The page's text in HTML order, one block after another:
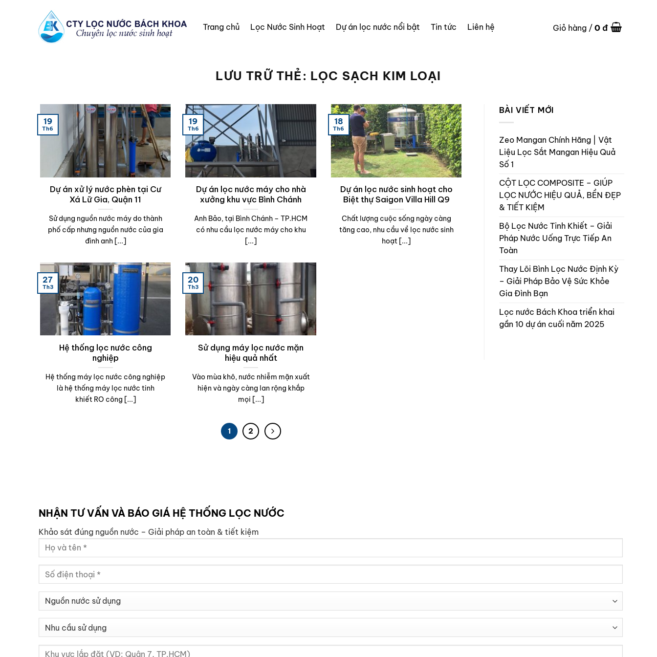
Trang chủ Lọc Nước Sinh Hoạt Dự án lọc nước nổi bật Tin tức Liên hệ Giỏ hàng / 0 đ
LƯU TRỮ THẺ: LỌC SẠCH KIM LOẠI
Dự án xử lý nước phèn tại Cư
Xá Lữ Gia, Quận 11
Sử dụng nguồn nước máy do thành
phố cấp nhưng nguồn nước của gia
đình anh [...]
19
Th6
Dự án lọc nước máy cho nhà
xưởng khu vực Bình Chánh
Anh Bảo, tại Bình Chánh – TP.HCM
có nhu cầu lọc nước máy cho khu
[...]
19
Th6
Dự án lọc nước sinh hoạt cho
Biệt thự Saigon Villa Hill Q9
Chất lượng cuộc sống ngày càng
tăng cao, nhu cầu về lọc nước sinh
hoạt [...]
18
Th6
Hệ thống lọc nước công
nghiệp
Hệ thống máy lọc nước công nghiệp
là hệ thống máy lọc nước tinh
khiết RO công [...]
27
Th3
Sử dụng máy lọc nước mặn
hiệu quả nhất
Vào mùa khô, nước nhiễm mặn xuất
hiện và ngày càng lan rộng khắp
mọi [...]
20
Th3
1 2
BÀI VIẾT MỚI
Zeo Mangan Chính Hãng | Vật
Liệu Lọc Sắt Mangan Hiệu Quả
Số 1
CỘT LỌC COMPOSITE – GIÚP
LỌC NƯỚC HIỆU QUẢ, BỀN ĐẸP
& TIẾT KIỆM
Bộ Lọc Nước Tinh Khiết – Giải
Pháp Nước Uống Trực Tiếp An
Toàn
Thay Lõi Bình Lọc Nước Định Kỳ
– Giải Pháp Bảo Vệ Sức Khỏe
Gia Đình Bạn
Lọc nước Bách Khoa triển khai
gần 10 dự án cuối năm 2025
NHẬN TƯ VẤN VÀ BÁO GIÁ HỆ THỐNG LỌC NƯỚC
Khảo sát đúng nguồn nước – Giải pháp an toàn & tiết kiệm